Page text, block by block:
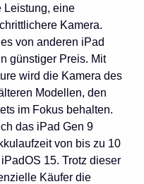
Leistung, eine
Kamera.
von anderen iPad
günstiger Preis. Mit
wird die Kamera des
Modellen, den
im Fokus behalten.
das iPad Gen 9
von bis zu 10
15. Trotz dieser
Käufer die